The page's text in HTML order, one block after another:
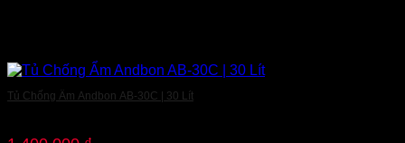
Tủ Chống Ẩm Andbon AB-30C | 30 Lít